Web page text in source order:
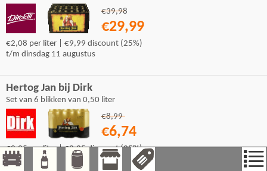
€39,98
€29,99
€2,08 per liter | €9,99 discount (25%)
t/m dinsdag 11 augustus
Hertog Jan bij Dirk
Set van 6 blikken van 0,50 liter
€8,99
€6,74
€2,25 per liter | €2,25 discount (25%)
t/m dinsdag 11 augustus